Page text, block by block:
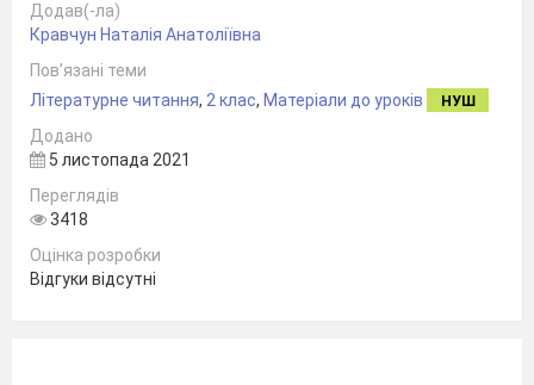
Додав(-ла)
Кравчун Наталія Анатоліївна
Пов’язані теми
Літературне читання, 2 клас, Матеріали до уроків НУШ
Додано
5 листопада 2021
Переглядів
3418
Оцінка розробки
Відгуки відсутні